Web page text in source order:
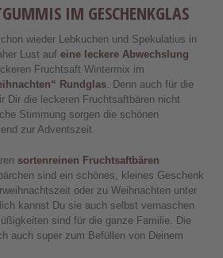
IM GESCHENKGLAS
wieder Lebkuchen und Spekulatius in
Lust auf eine leckere Abwechslung
Fruchtsaft Wintermix im
Rundglas. Denn auch für die
Dir die leckeren Fruchtsaftbären nicht
Stimmung sorgen die schönen
zur Adventszeit.
sortenreinen Fruchtsaftbären
sind ein schönes, kleines Geschenk
oder zu Weihnachten unter
kannst Du sie auch selbst vernaschen
sind für die ganze Familie. Die
auch super zum Befüllen von Deinem